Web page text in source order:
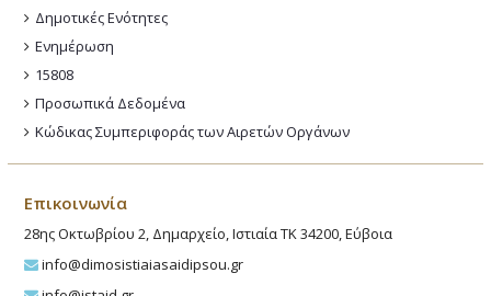
Δημοτικές Ενότητες
Ενημέρωση
15808
Προσωπικά Δεδομένα
Κώδικας Συμπεριφοράς των Αιρετών Οργάνων
Επικοινωνία
28ης Οκτωβρίου 2, Δημαρχείο, Ιστιαία ΤΚ 34200, Εύβοια
info@dimosistiaiasaidipsou.gr